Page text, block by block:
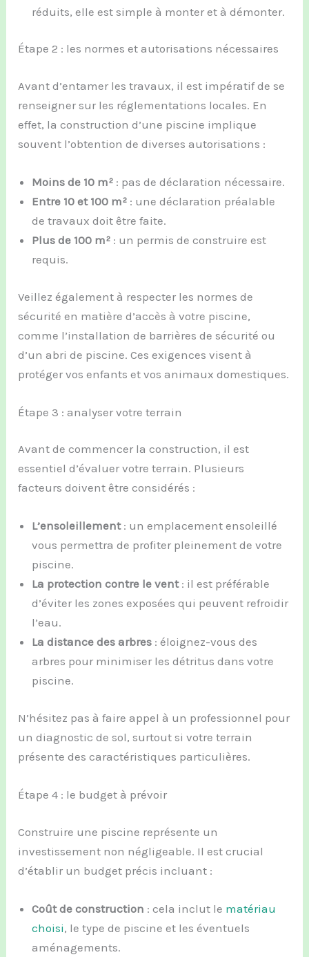
réduits, elle est simple à monter et à démonter.
Étape 2 : les normes et autorisations nécessaires
Avant d’entamer les travaux, il est impératif de se
renseigner sur les réglementations locales. En
effet, la construction d’une piscine implique
souvent l’obtention de diverses autorisations :
Moins de 10 m² : pas de déclaration nécessaire.
Entre 10 et 100 m² : une déclaration préalable
de travaux doit être faite.
Plus de 100 m² : un permis de construire est
requis.
Veillez également à respecter les normes de
sécurité en matière d’accès à votre piscine,
comme l’installation de barrières de sécurité ou
d’un abri de piscine. Ces exigences visent à
protéger vos enfants et vos animaux domestiques.
Étape 3 : analyser votre terrain
Avant de commencer la construction, il est
essentiel d’évaluer votre terrain. Plusieurs
facteurs doivent être considérés :
L’ensoleillement: un emplacement ensoleillé
vous permettra de profiter pleinement de votre
piscine.
La protection contre le vent: il est préférable
d’éviter les zones exposées qui peuvent refroidir
l’eau.
La distance des arbres : éloignez-vous des
arbres pour minimiser les détritus dans votre
piscine.
N’hésitez pas à faire appel à un professionnel pour
un diagnostic de sol, surtout si votre terrain
présente des caractéristiques particulières.
Étape 4 : le budget à prévoir
Construire une piscine représente un
investissement non négligeable. Il est crucial
d’établir un budget précis incluant :
Coût de construction : cela inclut le matériau
choisi, le type de piscine et les éventuels
aménagements.